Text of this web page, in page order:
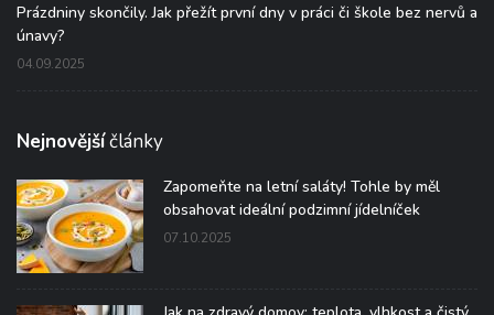
Prázdniny skončily. Jak přežít první dny v práci či škole bez nervů a
únavy?
04.09.2025
Nejnovějšíčlánky
Zapomeňte na letní saláty! Tohle by měl
obsahovat ideální podzimní jídelníček
07.10.2025